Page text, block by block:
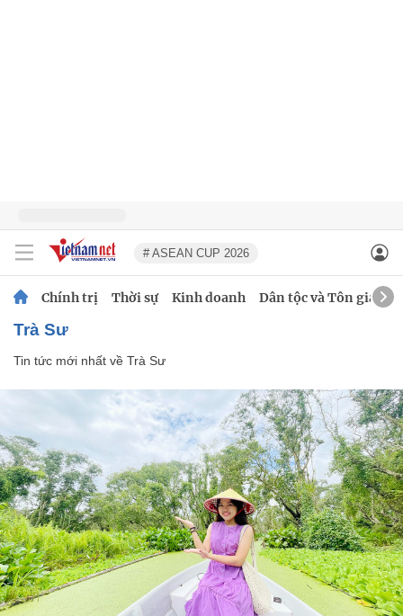
# ASEAN CUP 2026
Chính trị Thời sự Kinh doanh Dân tộc và Tôn giáo
Trà Sư
Tin tức mới nhất về Trà Sư